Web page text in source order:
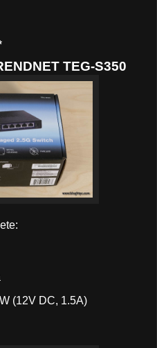
TEG-S350
(12V DC, 1.5A)